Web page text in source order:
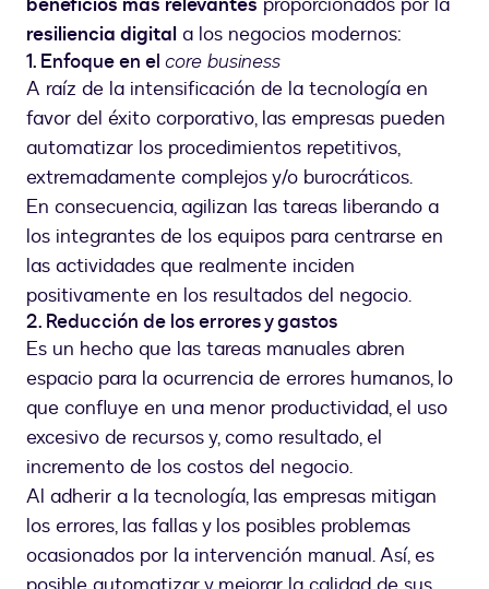
resiliencia digital a los negocios modernos:
1. Enfoque en el core business
A raíz de la intensificación de la tecnología en
favor del éxito corporativo, las empresas pueden
automatizar los procedimientos repetitivos,
extremadamente complejos y/o burocráticos.
En consecuencia, agilizan las tareas liberando a
los integrantes de los equipos para centrarse en
las actividades que realmente inciden
positivamente en los resultados del negocio.
2. Reducción de los errores y gastos
Es un hecho que las tareas manuales abren
espacio para la ocurrencia de errores humanos, lo
que confluye en una menor productividad, el uso
excesivo de recursos y, como resultado, el
incremento de los costos del negocio.
Al adherir a la tecnología, las empresas mitigan
los errores, las fallas y los posibles problemas
ocasionados por la intervención manual. Así, es